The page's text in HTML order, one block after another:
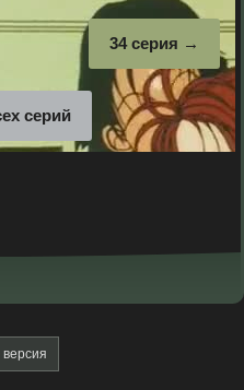
34 серия
серий